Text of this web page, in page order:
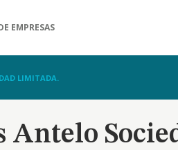
EMPRESAS
LIMITADA.